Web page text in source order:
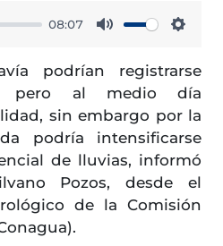
08:07
podrían registrarse
pero al medio día
sin embargo por la
podría intensificarse
de lluvias, informó
Pozos, desde el
de la Comisión